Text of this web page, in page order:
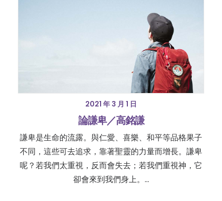
2021 年 3 月 1 日
論謙卑／高銘謙
謙卑是生命的流露。與仁愛、喜樂、和平等品格果子
不同，這些可去追求，靠著聖靈的力量而增長。謙卑
呢？若我們太重視，反而會失去；若我們重視神，它
卻會來到我們身上。…